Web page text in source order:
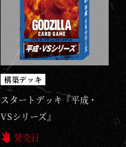
構築デッキ
スタートデッキ『平成・
VSシリーズ』
発売日